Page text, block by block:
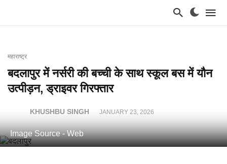
महाराष्ट्र
बदलापुर में नर्सरी की बच्ची के साथ स्कूल बस में यौन
उत्पीड़न, ड्राइवर गिरफ्तार
KHUSHBU SINGH JANUARY 23, 2026
Image Source - Web